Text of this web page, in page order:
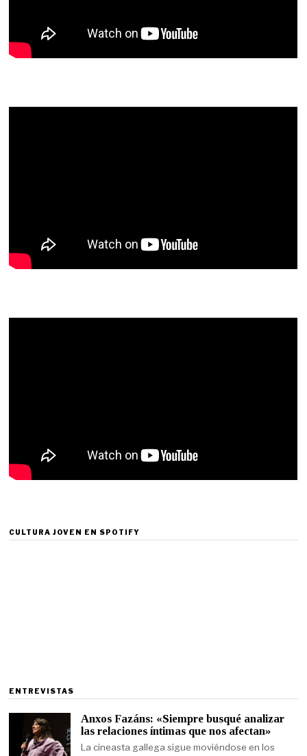
CULTURA JOVEN EN SPOTIFY
ENTREVISTAS
Anxos Fazáns: «Siempre busqué analizar
las relaciones íntimas que nos afectan»
La cineasta gallega sigue moviéndose en los